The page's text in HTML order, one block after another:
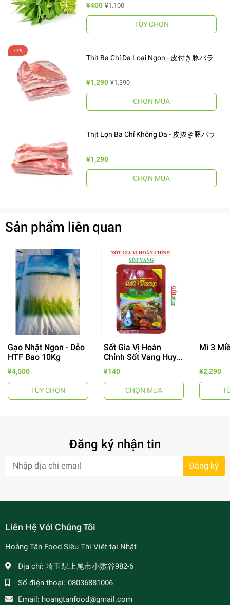
- 64%
¥400 ¥1,100
TÙY CHỌN
Thịt Ba Chỉ Da Loại Ngon - 皮付き豚バラ
¥1,290 ¥1,390
CHỌN MUA
Thịt Lợn Ba Chỉ Không Da - 皮抜き豚バラ
¥1,290
CHỌN MUA
Sản phẩm liên quan
Gạo Nhật Ngon - Dẻo
HTF Bao 10Kg
¥4,500
TÙY CHỌN
Sốt Gia Vị Hoàn
Chỉnh Sốt Vang Huy
Tuấn
¥140
CHỌN MUA
Mì 3
¥2,290
Đăng ký nhận tin
Đăng ký
Liên Hệ Với Chúng Tôi
Hoàng Tân Food Siêu Thị Việt tại Nhật
Địa chỉ: 埼玉県上尾市小敷谷982-6
Số điện thoại: 08036881006
Email: hoangtanfood@gmail.com